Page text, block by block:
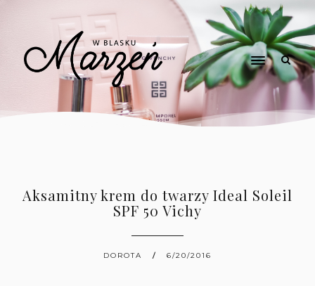
Aksamitny krem do twarzy Ideal Soleil
SPF 50 Vichy
DOROTA 6/20/2016